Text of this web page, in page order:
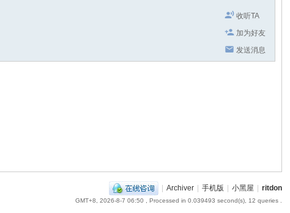
收听TA
加为好友
发送消息
| Archiver | 手机版 | 小黑屋 | ritdon
GMT+8, 2026-8-7 06:50 , Processed in 0.039493 second(s), 12 queries .